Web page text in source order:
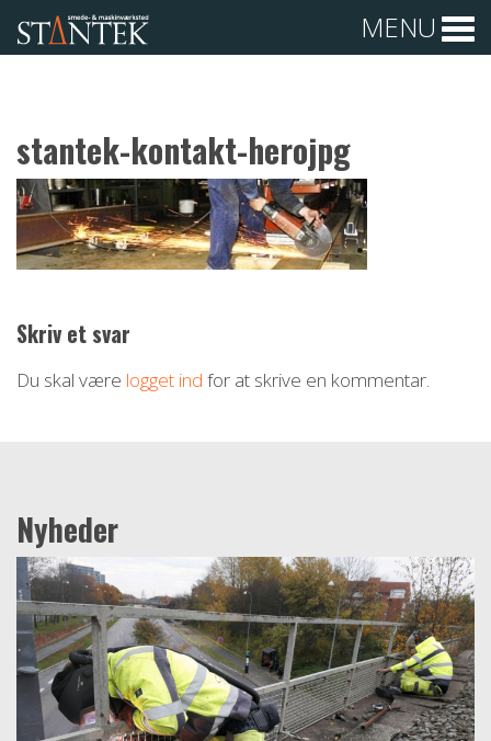
MENU
stantek-kontakt-herojpg
Skriv et svar
Du skal være logget ind for at skrive en kommentar.
Nyheder